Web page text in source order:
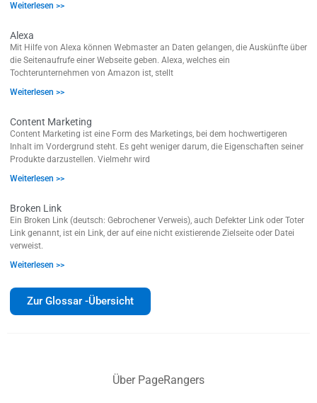
Weiterlesen >>
Alexa
Mit Hilfe von Alexa können Webmaster an Daten gelangen, die Auskünfte über
die Seitenaufrufe einer Webseite geben. Alexa, welches ein
Tochterunternehmen von Amazon ist, stellt
Weiterlesen >>
Content Marketing
Content Marketing ist eine Form des Marketings, bei dem hochwertigeren
Inhalt im Vordergrund steht. Es geht weniger darum, die Eigenschaften seiner
Produkte darzustellen. Vielmehr wird
Weiterlesen >>
Broken Link
Ein Broken Link (deutsch: Gebrochener Verweis), auch Defekter Link oder Toter
Link genannt, ist ein Link, der auf eine nicht existierende Zielseite oder Datei
verweist.
Weiterlesen >>
Zur Glossar -Übersicht
Über PageRangers